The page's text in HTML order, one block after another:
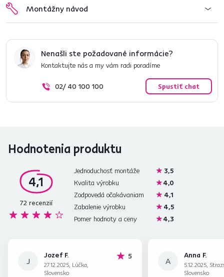
Montážny návod
Nenašli ste požadované informácie?
Kontaktujte nás a my vám radi poradíme
02/ 40 100 100 Spustiť chat
Hodnotenia produktu
4,1
72 recenzií
Jednoduchosť montáže
3,5
Kvalita výrobku
4,0
Zodpovedá očakávaniam
4,1
Zabalenie výrobku
4,5
Pomer hodnoty a ceny
4,3
J
Jozef F.
27.12.2025, Lúčka,
Slovensko
5hviezdičiek
A
Anna F.
5.12.2025,
Slovensko